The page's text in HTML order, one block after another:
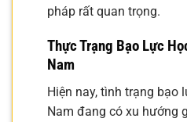
pháp rất quan trọng.
Thực Trạng Bạo Lực
Nam
Hiện nay, tình trạng bạo
Nam đang có xu hướng